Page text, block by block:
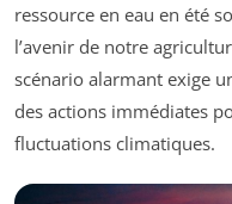
ressource en eau en été
l’avenir de notre
scénario alarmant exige
des actions immédiates
fluctuations climatiques.